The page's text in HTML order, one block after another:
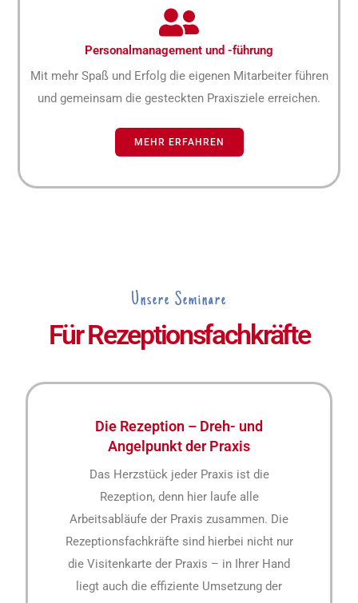
Personalmanagement und -führung
Mit mehr Spaß und Erfolg die eigenen Mitarbeiter führen
und gemeinsam die gesteckten Praxisziele erreichen.
MEHR ERFAHREN
Unsere Seminare
Für Rezeptionsfachkräfte
Die Rezeption – Dreh- und
Angelpunkt der Praxis
Das Herzstück jeder Praxis ist die
Rezeption, denn hier laufe alle
Arbeitsabläufe der Praxis zusammen. Die
Rezeptionsfachkräfte sind hierbei nicht nur
die Visitenkarte der Praxis – in Ihrer Hand
liegt auch die effiziente Umsetzung der